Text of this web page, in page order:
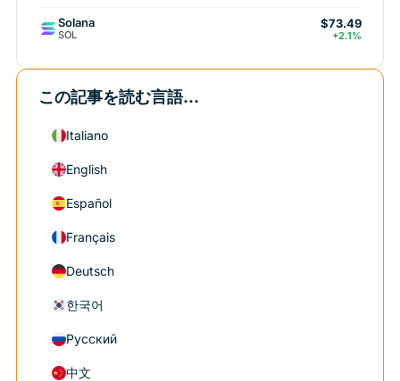
Solana
SOL
$73.49
+2.1%
この記事を読む言語...
Italiano
English
Español
Français
Deutsch
한국어
Русский
中文